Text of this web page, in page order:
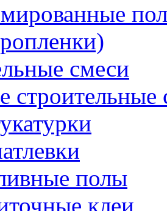
смеси
строительные
полы
клеи